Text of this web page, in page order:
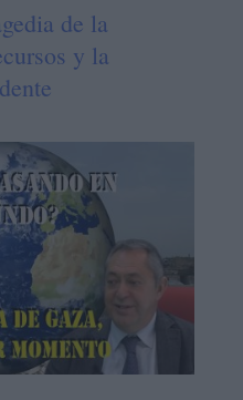
de la
y la